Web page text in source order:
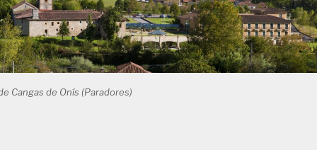
Cangas de Onís (Paradores)